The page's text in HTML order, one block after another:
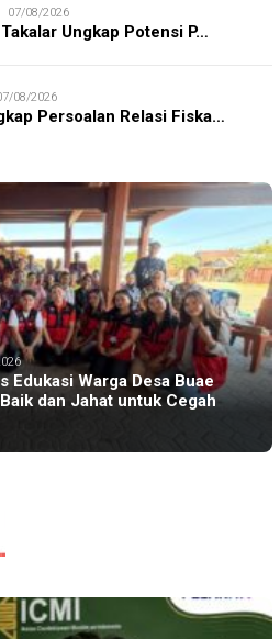
07/08/2026
Ungkap Potensi P…
08/2026
Persoalan Relasi Fiska…
Edukasi Warga Desa Buae
dan Jahat untuk Cegah